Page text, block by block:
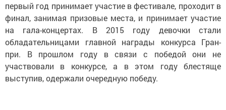
первый год принимает участие в фестивале, проходит в
финал, занимая призовые места, и принимает участие
на гала-концертах. В 2015 году девочки стали
обладательницами главной награды конкурса Гран-
при. В прошлом году в связи с победой они не
участвовали в конкурсе, а в этом году блестяще
выступив, одержали очередную победу.